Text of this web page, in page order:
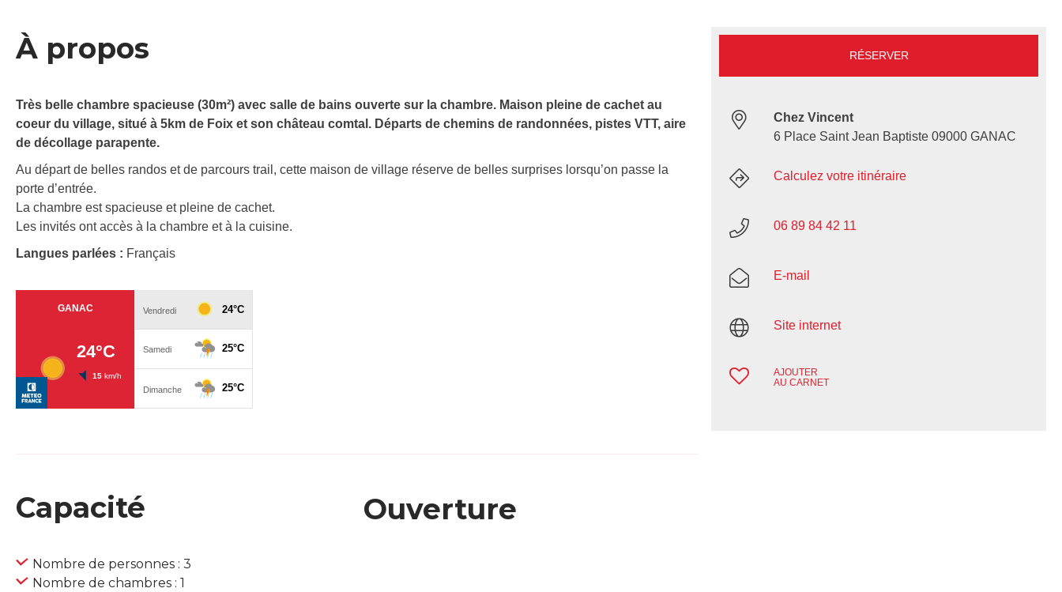
À propos
Très belle chambre spacieuse (30m²) avec salle de bains ouverte sur la chambre. Maison pleine de cachet au
coeur du village, situé à 5km de Foix et son château comtal. Départs de chemins de randonnées, pistes VTT, aire
de décollage parapente.
Au départ de belles randos et de parcours trail, cette maison de village réserve de belles surprises lorsqu’on passe la
porte d’entrée.
La chambre est spacieuse et pleine de cachet.
Les invités ont accès à la chambre et à la cuisine.
Langues parlées : Français
Capacité
Nombre de personnes : 3
Nombre de chambres : 1
Ouverture
RÉSERVER
Chez Vincent
6 Place Saint Jean Baptiste 09000 GANAC
Calculez votre itinéraire
06 89 84 42 11
E-mail
Site internet
AJOUTER
AU CARNET